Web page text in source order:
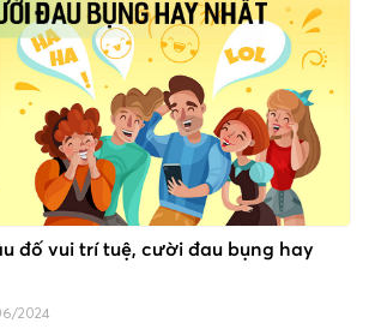
đố vui trí tuệ, cười đau bụng hay
2024